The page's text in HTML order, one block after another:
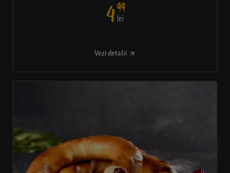
499
lei
Vezi detalii